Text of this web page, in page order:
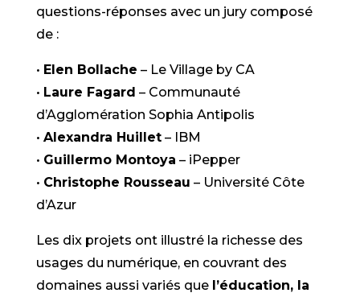
questions-réponses avec un jury composé
de :
• Elen Bollache – Le Village by CA
• Laure Fagard – Communauté
d’Agglomération Sophia Antipolis
• Alexandra Huillet– IBM
• Guillermo Montoya – iPepper
• Christophe Rousseau – Université Côte
d’Azur
Les dix projets ont illustré la richesse des
usages du numérique, en couvrant des
domaines aussi variés que l’éducation, la